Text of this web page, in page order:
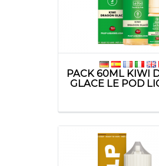
PACK 60ML KIWI
GLACE LE POD